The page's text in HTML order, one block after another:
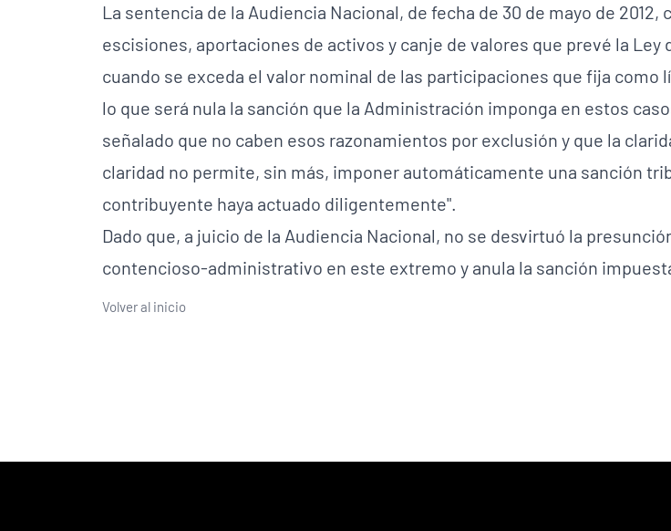
La sentencia de la Audiencia Nacional, de fecha de 30 de mayo de
escisiones, aportaciones de activos y canje de valores que prevé la
cuando se exceda el valor nominal de las participaciones que fija
lo que será nula la sanción que la Administración imponga en estos
señalado que no caben esos razonamientos por exclusión y que la
claridad no permite, sin más, imponer automáticamente una sanción
contribuyente haya actuado diligentemente".
Dado que, a juicio de la Audiencia Nacional, no se desvirtuó la
contencioso-administrativo en este extremo y anula la sanción
Volver al inicio